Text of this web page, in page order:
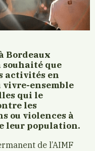
Bordeaux
souhaité que
activités en
ensemble
qui le
les
ou violences à
leur population.
de l’AIMF